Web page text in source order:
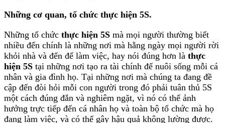
Những cơ quan, tổ chức thực hiện 5S.
Những tổ chức thực hiện 5S mà mọi người thường biết
nhiều đến chính là những nơi mà hằng ngày mọi người rời
khỏi nhà và đến để làm việc, hay nói đúng hơn là thực
hiện 5S tại những nơi tạo ra tài chính để nuôi sống mỗi cá
nhân và gia đình họ. Tại những nơi mà chúng ta đang đề
cập đến đòi hỏi mỗi con người trong đó phải tuân thủ 5S
một cách đúng đắn và nghiêm ngặt, vì nó có thể ảnh
hưởng trực tiếp đến cá nhân họ và toàn bộ tổ chức mà họ
đang làm việc, và có thể gây hậu quả không lường được.